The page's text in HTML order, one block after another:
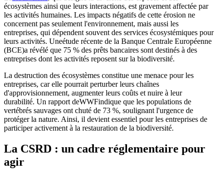
écosystèmes ainsi que leurs interactions, est gravement affectée par
les activités humaines. Les impacts négatifs de cette érosion ne
concernent pas seulement l'environnement, mais aussi les
entreprises, qui dépendent souvent des services écosystémiques pour
leurs activités. Uneétude récente de la Banque Centrale Européenne
(BCE)a révélé que 75 % des prêts bancaires sont destinés à des
entreprises dont les activités reposent sur la biodiversité.
La destruction des écosystèmes constitue une menace pour les
entreprises, car elle pourrait perturber leurs chaînes
d'approvisionnement, augmenter leurs coûts et nuire à leur
durabilité. Un rapport deWWFindique que les populations de
vertébrés sauvages ont chuté de 73 %, soulignant l'urgence de
protéger la nature. Ainsi, il devient essentiel pour les entreprises de
participer activement à la restauration de la biodiversité.
La CSRD : un cadre réglementaire pour
agir